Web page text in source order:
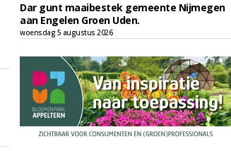
Dar gunt maaibestek gemeente Nijmegen
aan Engelen Groen Uden.
woensdag 5 augustus 2026